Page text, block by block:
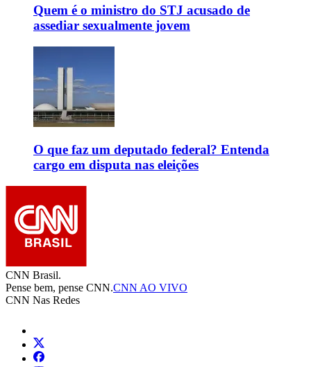
Quem é o ministro do STJ acusado de
assediar sexualmente jovem
O que faz um deputado federal? Entenda
cargo em disputa nas eleições
CNN Brasil.
Pense bem, pense CNN.CNN AO VIVO
CNN Nas Redes